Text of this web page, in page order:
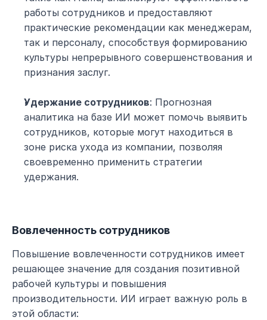
работы сотрудников и предоставляют
практические рекомендации как менеджерам,
так и персоналу, способствуя формированию
культуры непрерывного совершенствования и
признания заслуг.
Удержание сотрудников: Прогнозная
аналитика на базе ИИ может помочь выявить
сотрудников, которые могут находиться в
зоне риска ухода из компании, позволяя
своевременно применить стратегии
удержания.
Вовлеченность сотрудников
Повышение вовлеченности сотрудников имеет
решающее значение для создания позитивной
рабочей культуры и повышения
производительности. ИИ играет важную роль в
этой области: